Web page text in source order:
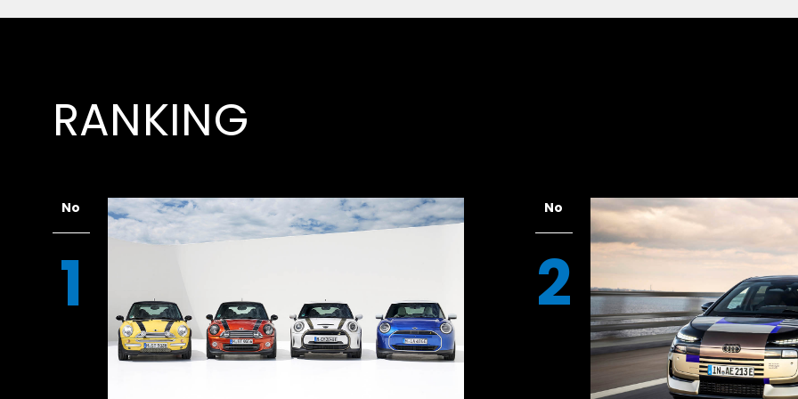
ジを持ち、職人が最大6時間かけて手作業で仕上げを行うことで、ダイヤモンドのような輝
RANKING
No
1
No
2